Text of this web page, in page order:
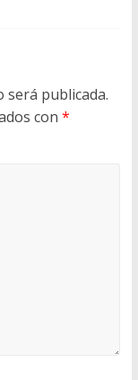
será publicada.
con *